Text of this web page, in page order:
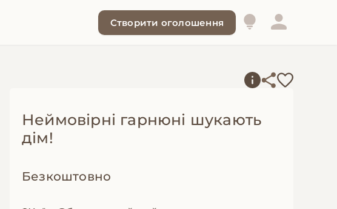
Створити оголошення
Неймовірні гарнюні шукають
дім!
Безкоштовно